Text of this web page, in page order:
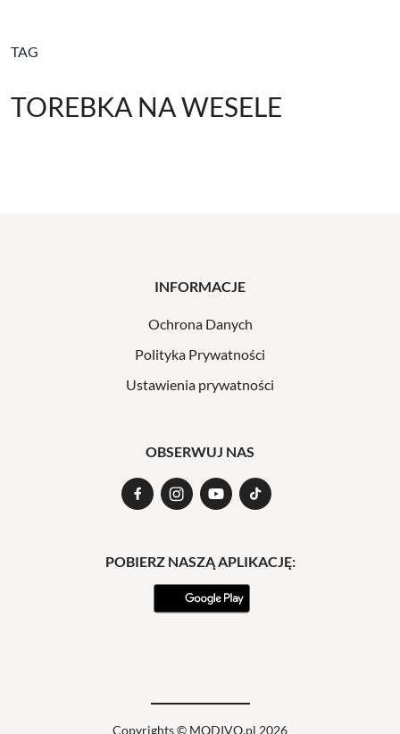
TAG
TOREBKA NA WESELE
INFORMACJE
Ochrona Danych
Polityka Prywatności
Ustawienia prywatności
OBSERWUJ NAS
POBIERZ NASZĄ APLIKACJĘ:
Copyrights © MODIVO.pl 2026